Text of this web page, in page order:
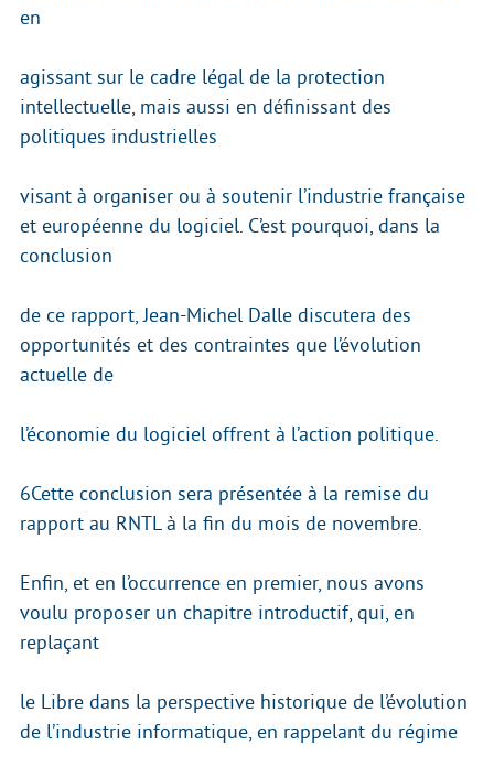
en
agissant sur le cadre légal de la protection
intellectuelle, mais aussi en définissant des
politiques industrielles
visant à organiser ou à soutenir l’industrie française
et européenne du logiciel. C’est pourquoi, dans la
conclusion
de ce rapport, Jean-Michel Dalle discutera des
opportunités et des contraintes que l’évolution
actuelle de
l’économie du logiciel offrent à l’action politique.
6Cette conclusion sera présentée à la remise du
rapport au RNTL à la fin du mois de novembre.
Enfin, et en l’occurrence en premier, nous avons
voulu proposer un chapitre introductif, qui, en
replaçant
le Libre dans la perspective historique de l’évolution
de l’industrie informatique, en rappelant du régime